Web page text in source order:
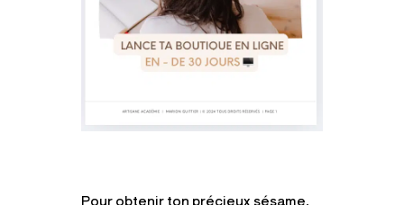
Pour obtenir ton précieux sésame,